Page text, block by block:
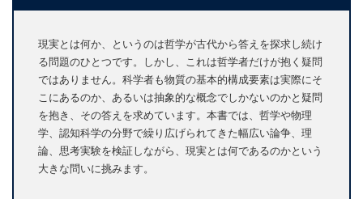
現実とは何か、というのは哲学が古代から答えを探求し続け
る問題のひとつです。しかし、これは哲学者だけが抱く疑問
ではありません。科学者も物質の基本的構成要素は実際にそ
こにあるのか、あるいは抽象的な概念でしかないのかと疑問
を抱き、その答えを求めています。本書では、哲学や物理
学、認知科学の分野で繰り広げられてきた幅広い論争、理
論、思考実験を検証しながら、現実とは何であるのかという
大きな問いに挑みます。